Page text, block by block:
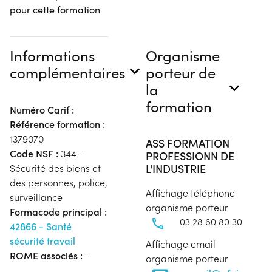
pour cette formation
Informations
complémentaires
Numéro Carif :
Référence formation :
1379070
Code NSF : 344 -
Sécurité des biens et
des personnes, police,
surveillance
Formacode principal :
42866 - Santé
sécurité travail
ROME associés : -
Organisme
porteur de
la
formation
ASS FORMATION
PROFESSIONN DE
L'INDUSTRIE
Affichage téléphone
organisme porteur
03 28 60 80 30
Affichage email
organisme porteur